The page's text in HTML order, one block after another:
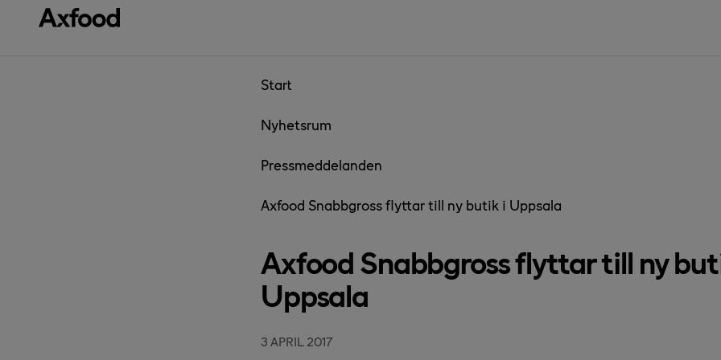
Gå direkt till innehåll
Start
Nyhetsrum
Pressmeddelanden
Axfood Snabbgross flyttar till ny butik i Uppsala
Axfood Snabbgross flyttar till ny
Uppsala
3 APRIL 2017